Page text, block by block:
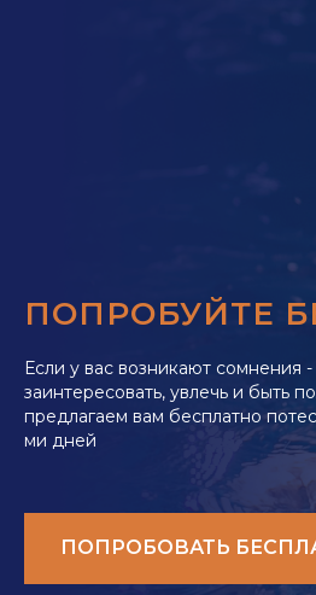
ПОПРОБУЙТЕ
Если у вас возникают сомнения
заинтересовать, увлечь и быть
предлагаем вам бесплатно
ми дней
ПОПРОБОВАТЬ